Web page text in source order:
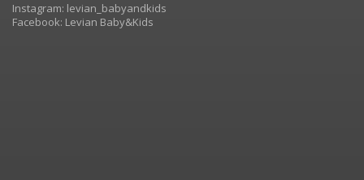
Instagram: levian_babyandkids
Facebook: Levian Baby&Kids